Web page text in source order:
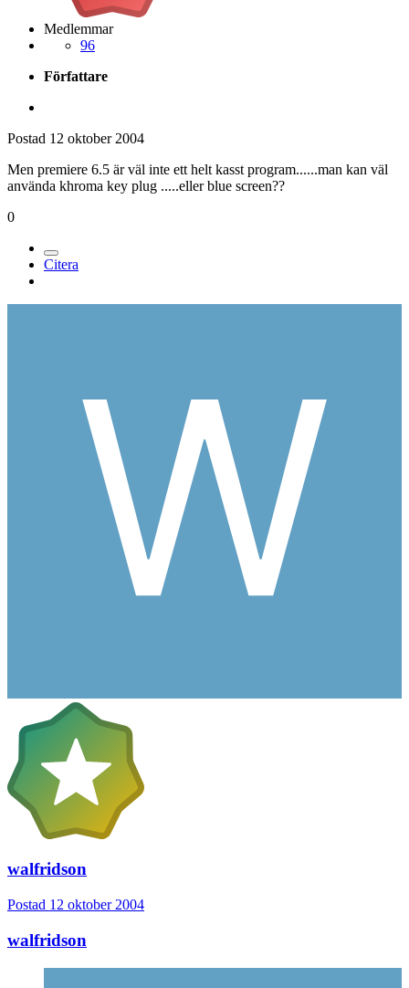
Medlemmar
96
Författare
Postad 12 oktober 2004
Men premiere 6.5 är väl inte ett helt kasst program......man kan väl
använda khroma key plug .....eller blue screen??
0
Citera
walfridson
Postad 12 oktober 2004
walfridson